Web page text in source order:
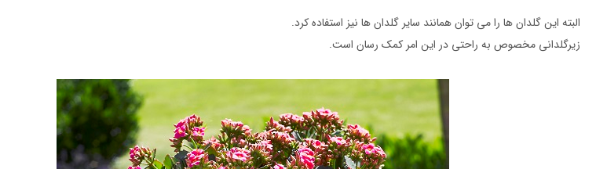
البته این گلدان ها را می توان همانند سایر گلدان ها نیز استفاده کرد.
زیرگلدانی مخصوص به راحتی در این امر کمک رسان است.